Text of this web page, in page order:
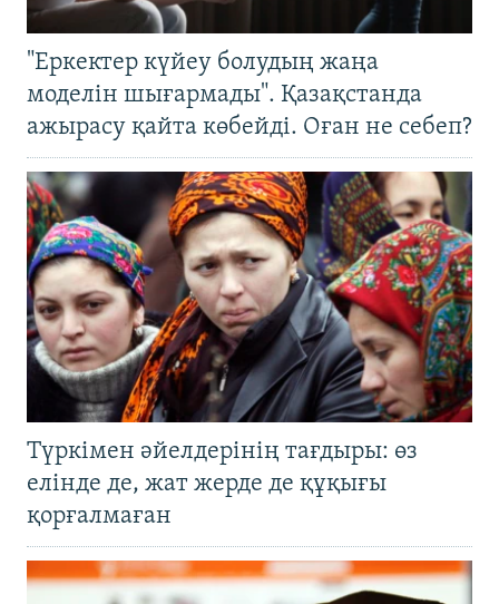
"Еркектер күйеу болудың жаңа
моделін шығармады". Қазақстанда
ажырасу қайта көбейді. Оған не себеп?
Түркімен әйелдерінің тағдыры: өз
елінде де, жат жерде де құқығы
қорғалмаған